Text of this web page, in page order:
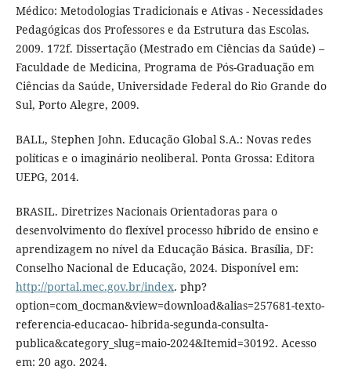
Médico: Metodologias Tradicionais e Ativas - Necessidades
Pedagógicas dos Professores e da Estrutura das Escolas.
2009. 172f. Dissertação (Mestrado em Ciências da Saúde) –
Faculdade de Medicina, Programa de Pós-Graduação em
Ciências da Saúde, Universidade Federal do Rio Grande do
Sul, Porto Alegre, 2009.
BALL, Stephen John. Educação Global S.A.: Novas redes
políticas e o imaginário neoliberal. Ponta Grossa: Editora
UEPG, 2014.
BRASIL. Diretrizes Nacionais Orientadoras para o
desenvolvimento do flexível processo híbrido de ensino e
aprendizagem no nível da Educação Básica. Brasília, DF:
Conselho Nacional de Educação, 2024. Disponível em:
http://portal.mec.gov.br/index. php?
option=com_docman&view=download&alias=257681-texto-
referencia-educacao- hibrida-segunda-consulta-
publica&category_slug=maio-2024&Itemid=30192. Acesso
em: 20 ago. 2024.